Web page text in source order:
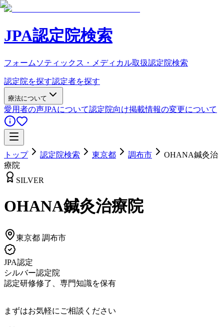
JPA認定院検索
フォームソティックス・メディカル取扱認定院検索
認定院を探す認定者を探す
療法について
愛用者の声JPAについて認定院向け掲載情報の変更について
トップ 認定院検索 東京都 調布市
OHANA鍼灸治
療院
SILVER
OHANA鍼灸治療院
東京都 調布市
JPA認定
シルバー認定院
認定研修修了、専門知識を保有
まずはお気軽にご相談ください